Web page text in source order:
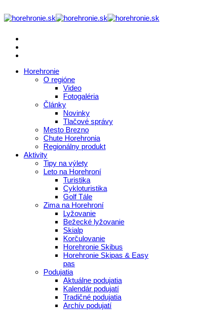
Horehronie
O regióne
Video
Fotogaléria
Články
Novinky
Tlačové správy
Mesto Brezno
Chute Horehronia
Regionálny produkt
Aktivity
Tipy na výlety
Leto na Horehroní
Turistika
Cykloturistika
Golf Tále
Zima na Horehroní
Lyžovanie
Bežecké lyžovanie
Skialp
Korčulovanie
Horehronie Skibus
Horehronie Skipas & Easy
pas
Podujatia
Aktuálne podujatia
Kalendár podujatí
Tradičné podujatia
Archív podujatí